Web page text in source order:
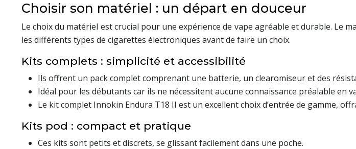
Choisir son matériel : un départ en douceur
Le choix du matériel est crucial pour une expérience de vape agréable et durable. Le
les différents types de cigarettes électroniques avant de faire un choix.
Kits complets : simplicité et accessibilité
Ils offrent un pack complet comprenant une batterie, un clearomiseur et des
Idéal pour les débutants car ils ne nécessitent aucune connaissance préalable en
Le kit complet Innokin Endura T18 II est un excellent choix d’entrée de gamme,
Kits pod : compact et pratique
Ces kits sont petits et discrets, se glissant facilement dans une poche.